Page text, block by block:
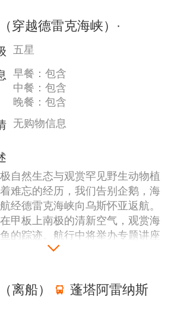
Harbour) 是尖凸企鹅的聚集地
根廷难民的避难所，纳克港(Neko
的平躺在众山环抱的安沃尔湾
，雄伟壮观的冰川成为它天然
阳的威德尔海豹。据鸟类学家长
，南极地区现有企鹅近1.2亿
鹅总数的87%，占南极海鸟总数
壮观，而且根本不怕人，有时还
。
Island)
围的浅水区经常导致浮冰搁浅，
冰山。来到巴布亚企鹅聚集的库佛
度40分，西经62度37分），四
片。实际上库佛维岛是一个黑色
静静地躺在Ronge岛北部和阿克
间的Errera水道中，在海水冲刷
看到黑色的礁石。
Harbour) 是尖凸企鹅的聚集地
根廷难民的避难所，纳克港(Neko
逸的平躺在众山环抱的安沃尔湾
说明会，关于下船的安排和注意
真聆听，听从探险队员的安排。
穿越德雷克海峡）·
五星
早餐：包含
中餐：包含
晚餐：包含
无购物信息
自然生态与观赏罕见野生动物植
难忘的经历，我们告别企鹅，海
经德雷克海峡向乌斯怀亚返航。
甲板上南极的清新空气，观赏海
的踪迹。航行中将举办专题讲座
，回忆这段南极的美好时光。抓紧
这将成为人生中宝贵的记忆。适时
说明会，关于下船的安排和注意
认真聆听，听从探险队员的安排。
离船）
蓬塔阿雷纳斯